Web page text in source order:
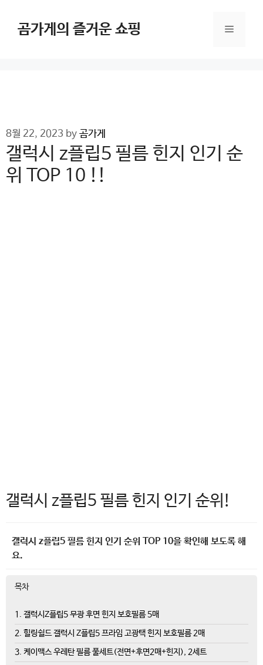
content곰가게의 즐거운 쇼핑 Menu
8월 22, 2023 by 곰가게
갤럭시 z플립5 필름 힌지 인기 순
위 TOP 10 !!
갤럭시 z플립5 필름 힌지 인기 순위!
갤럭시 z플립5 필름 힌지 인기 순위 TOP 10을 확인해 보도록 해
요.
목차
1. 갤럭시Z플립5 무광 후면 힌지 보호필름 5매
2. 힐링쉴드 갤럭시 Z플립5 프라임 고광택 힌지 보호필름 2매
3. 케이맥스 우레탄 필름 풀세트(전면+후면2매+힌지), 2세트